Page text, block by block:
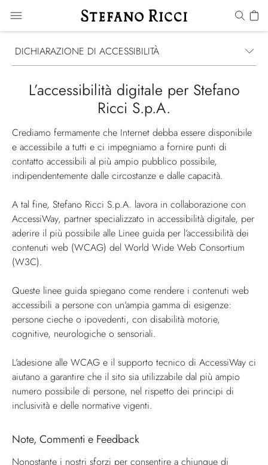
DICHIARAZIONE DI ACCESSIBILITÀ
L’accessibilità digitale per Stefano
Ricci S.p.A.
Crediamo fermamente che Internet debba essere disponibile
e accessibile a tutti e ci impegniamo a fornire punti di
contatto accessibili al più ampio pubblico possibile,
indipendentemente dalle circostanze e dalle capacità.
A tal fine, Stefano Ricci S.p.A. lavora in collaborazione con
AccessiWay, partner specializzato in accessibilità digitale, per
aderire il più possibile alle Linee guida per l’accessibilità dei
contenuti web (WCAG) del World Wide Web Consortium
(W3C).
Queste linee guida spiegano come rendere i contenuti web
accessibili a persone con un’ampia gamma di esigenze:
persone cieche o ipovedenti, con disabilità motorie,
cognitive, neurologiche o sensoriali.
L’adesione alle WCAG e il supporto tecnico di AccessiWay ci
aiutano a garantire che il sito sia utilizzabile dal più ampio
numero possibile di persone, nel rispetto dei principi di
inclusività e delle normative vigenti.
Note, Commenti e Feedback
Nonostante i nostri sforzi per consentire a chiunque di